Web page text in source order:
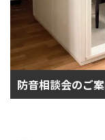
防音相談会のご